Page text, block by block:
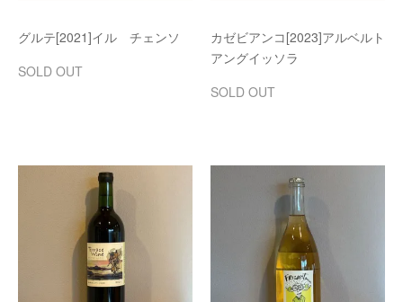
グルテ[2021]イル チェンソ
SOLD OUT
カゼビアンコ[2023]アルベルト
アングイッソラ
SOLD OUT